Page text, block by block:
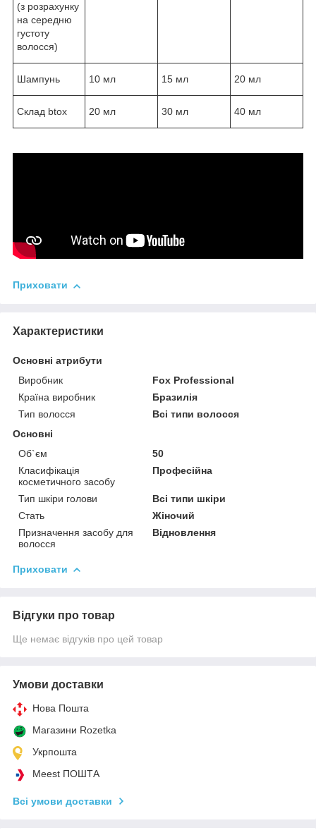
(з розрахунку
на середню
густоту
волосся)
Шампунь 10 мл 15 мл 20 мл
Склад btox 20 мл 30 мл 40 мл
Приховати
Характеристики
Основні атрибути
Виробник
Fox Professional
Країна виробник
Бразилія
Тип волосся
Всі типи волосся
Основні
Об`єм
50
Класифікація
косметичного засобу
Професійна
Тип шкіри голови
Всі типи шкіри
Стать
Жіночий
Призначення засобу для
волосся
Відновлення
Приховати
Відгуки про товар
Ще немає відгуків про цей товар
Умови доставки
Нова Пошта
Магазини Rozetka
Укрпошта
Meest ПОШТА
Всі умови доставки